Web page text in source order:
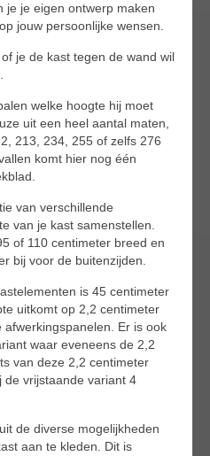
je je eigen ontwerp maken
jouw persoonlijke wensen.
je de kast tegen de wand wil
welke hoogte hij moet
uit een heel aantal maten,
213, 234, 255 of zelfs 276
komt hier nog één
van verschillende
van je kast samenstellen.
of 110 centimeter breed en
bij voor de buitenzijden.
is 45 centimeter
uitkomt op 2,2 centimeter
Er is ook
waar eveneens de 2,2
van deze 2,2 centimeter
de vrijstaande variant 4
de diverse mogelijkheden
aan te kleden. Dit is